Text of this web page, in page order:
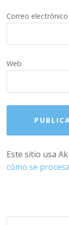
Correo
Web
Este sitio usa
cómo se